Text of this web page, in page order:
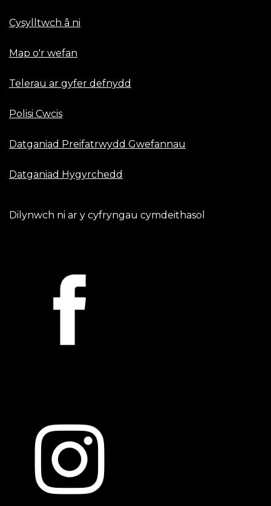
Cysylltwch â ni
Map o'r wefan
Telerau ar gyfer defnydd
Polisi Cwcis
Datganiad Preifatrwydd Gwefannau
Datganiad Hygyrchedd
Dilynwch ni ar y cyfryngau cymdeithasol